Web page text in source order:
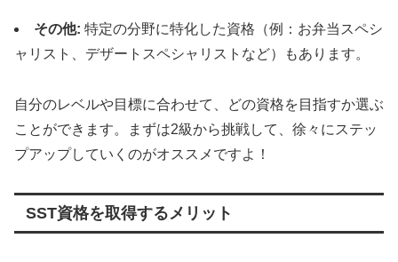
その他: 特定の分野に特化した資格（例：お弁当スペシ
ャリスト、デザートスペシャリストなど）もあります。
自分のレベルや目標に合わせて、どの資格を目指すか選ぶ
ことができます。まずは2級から挑戦して、徐々にステッ
プアップしていくのがオススメですよ！
SST資格を取得するメリット